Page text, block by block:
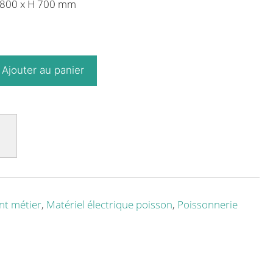
x H 700 mm
Ajouter au panier
métier, Matériel électrique poisson, Poissonnerie